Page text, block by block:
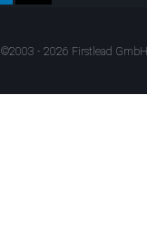
©2003 - 2026 Firstlead GmbH